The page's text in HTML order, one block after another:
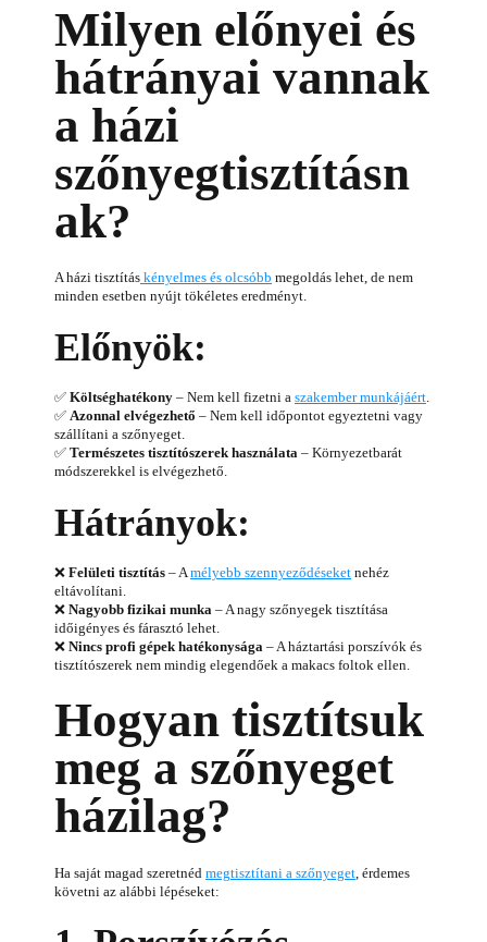
Milyen előnyei és
hátrányai vannak
a házi
szőnyegtisztításn
ak?
A házi tisztítás kényelmes és olcsóbb megoldás lehet, de nem
minden esetben nyújt tökéletes eredményt.
Előnyök:
✅ Költséghatékony – Nem kell fizetni a szakember munkájáért.
✅ Azonnal elvégezhető – Nem kell időpontot egyeztetni vagy
szállítani a szőnyeget.
✅ Természetes tisztítószerek használata – Környezetbarát
módszerekkel is elvégezhető.
Hátrányok:
❌ Felületi tisztítás – Amélyebb szennyeződéseket nehéz
eltávolítani.
❌ Nagyobb fizikai munka – A nagy szőnyegek tisztítása
időigényes és fárasztó lehet.
❌ Nincs profi gépek hatékonysága – A háztartási porszívók és
tisztítószerek nem mindig elegendőek a makacs foltok ellen.
Hogyan tisztítsuk
meg a szőnyeget
házilag?
Ha saját magad szeretnéd megtisztítani a szőnyeget , érdemes
követni az alábbi lépéseket: